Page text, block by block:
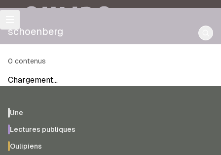
OULIPO
schoenberg
0 contenus
Chargement…
Une
Lectures publiques
Oulipiens